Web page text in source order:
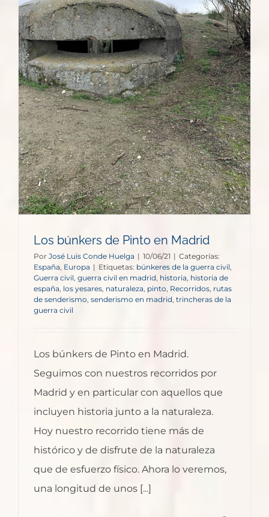
Los búnkers de Pinto en Madrid
Por José Luis Conde Huelga | 10/06/21 | Categorías:
España, Europa | Etiquetas: búnkeres de la guerra civil,
Guerra civil, guerra civil en madrid, historia, historia de
españa, los yesares, naturaleza, pinto, Recorridos, rutas
de senderismo, senderismo en madrid, trincheras de la
guerra civil
Los búnkers de Pinto en Madrid.
Seguimos con nuestros recorridos por
Madrid y en particular con aquellos que
incluyen historia junto a la naturaleza.
Hoy nuestro recorrido tiene más de
histórico y de disfrute de la naturaleza
que de esfuerzo físico. Ahora lo veremos,
una longitud de unos [...]